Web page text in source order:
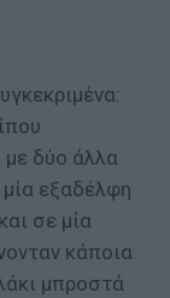
με δύο άλλα
μία εξαδέλφη
σε μία
κάποια
μπροστά